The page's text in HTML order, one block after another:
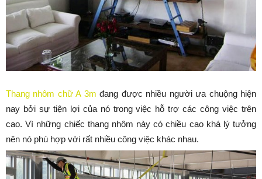
Thang nhôm chữ A 3m đang được nhiều người ưa chuộng hiện
nay bởi sự tiện lợi của nó trong việc hỗ trợ các công việc trên
cao. Vì những chiếc thang nhôm này có chiều cao khá lý tưởng
nên nó phù hợp với rất nhiều công việc khác nhau.